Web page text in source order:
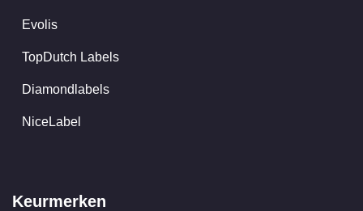
Evolis
TopDutch Labels
Diamondlabels
NiceLabel
Keurmerken